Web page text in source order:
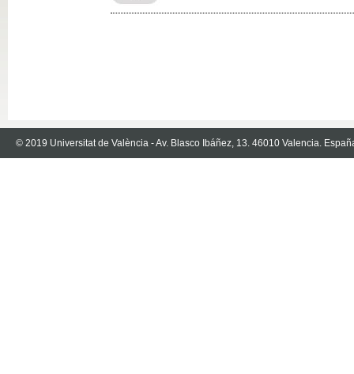
© 2019 Universitat de València - Av. Blasco Ibáñez, 13. 46010 Valencia.